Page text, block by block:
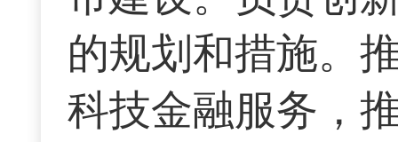
的规划和措施。
科技金融服务，